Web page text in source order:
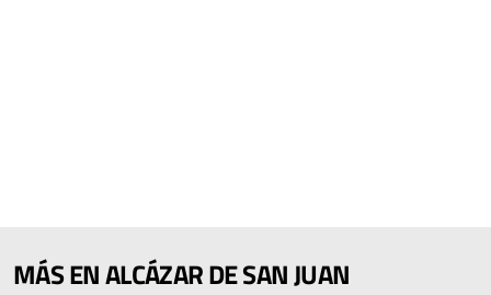
MÁS EN ALCÁZAR DE SAN JUAN